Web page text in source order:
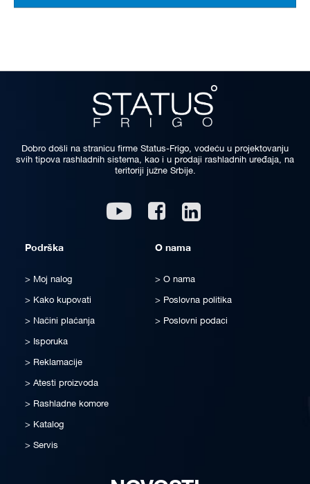
Dobro došli na stranicu firme Status-Frigo, vodeću u projektovanju
svih tipova rashladnih sistema, kao i u prodaji rashladnih uređaja, na
teritoriji južne Srbije.
Youtube Facebook
Podrška
Moj nalog
Kako kupovati
Načini plaćanja
Isporuka
Reklamacije
Atesti proizvoda
Rashladne komore
Katalog
Servis
O nama
O nama
Poslovna politika
Poslovni podaci